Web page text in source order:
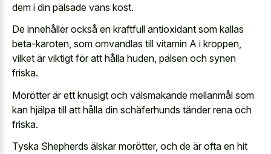
dem i din pälsade väns kost.
De innehåller också en kraftfull antioxidant som kallas
beta-karoten, som omvandlas till vitamin A i kroppen,
vilket är viktigt för att hålla huden, pälsen och synen
friska.
Morötter är ett knusigt och välsmakande mellanmål som
kan hjälpa till att hålla din schäferhunds tänder rena och
friska.
Tyska Shepherds älskar morötter, och de är ofta en hit